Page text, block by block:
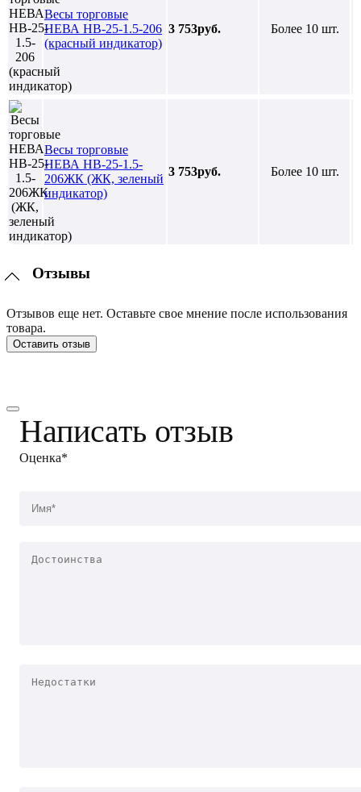
Весы торговые
НЕВА НВ-25-1.5-206
(красный индикатор)
3 753руб. Более 10 шт.
Весы торговые
НЕВА НВ-25-1.5-
206ЖК (ЖК, зеленый
индикатор)
3 753руб. Более 10 шт.
Отзывы
Отзывов еще нет. Оставьте свое мнение после использования
товара.
Оставить отзыв
Написать отзыв
Оценка*